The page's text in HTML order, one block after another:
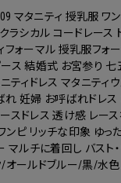
マタニティ 授乳服 ワ
ラシカル コードレース
フォーマル 授乳服フォ
ス 結婚式 お宮参り
ティドレス マタニティ
れ 妊婦 お呼ばれドレス
スドレス 透け感 レー
ンピ リッチな印象 ゆっ
マルチに着回し バスト
/オールドブルー/黒/水